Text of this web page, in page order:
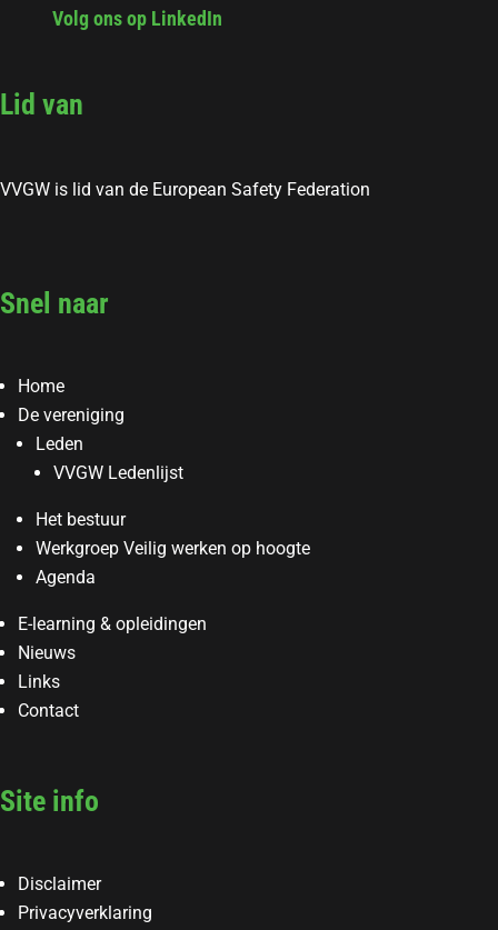
Volg ons op LinkedIn
Lid van
VVGW is lid van de European Safety Federation
Snel naar
Home
De vereniging
Leden
VVGW Ledenlijst
Het bestuur
Werkgroep Veilig werken op hoogte
Agenda
E-learning & opleidingen
Nieuws
Links
Contact
Site info
Disclaimer
Privacyverklaring